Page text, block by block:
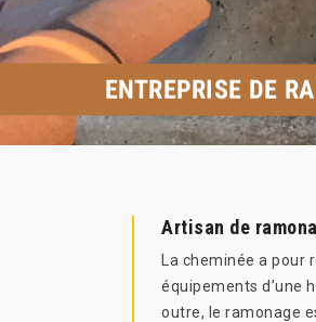
ENTREPRISE DE
Artisan de
La cheminée a
équipements d’une
outre, le ramonage